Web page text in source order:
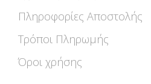
Πληροφορίες Αποστολής
Τρόποι Πληρωμής
Όροι χρήσης